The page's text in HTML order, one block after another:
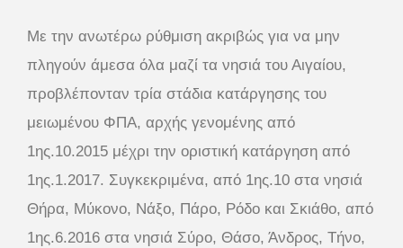
Με την ανωτέρω ρύθμιση ακριβώς για να μην
πληγούν άμεσα όλα μαζί τα νησιά του Αιγαίου,
προβλέπονταν τρία στάδια κατάργησης του
μειωμένου ΦΠΑ, αρχής γενομένης από
1ης.10.2015 μέχρι την οριστική κατάργηση από
1ης.1.2017. Συγκεκριμένα, από 1ης.10 στα νησιά
Θήρα, Μύκονο, Νάξο, Πάρο, Ρόδο και Σκιάθο, από
1ης.6.2016 στα νησιά Σύρο, Θάσο, Άνδρος, Τήνο,